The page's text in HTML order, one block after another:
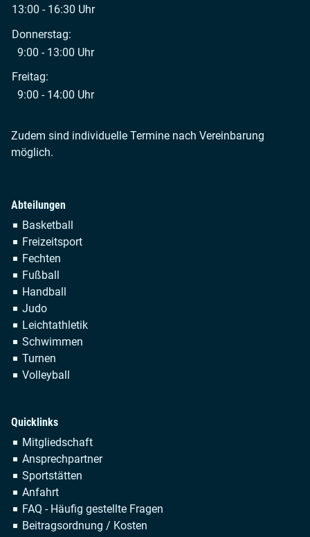
13:00 - 16:30 Uhr
Donnerstag:
9:00 - 13:00 Uhr
Freitag:
9:00 - 14:00 Uhr
Zudem sind individuelle Termine nach Vereinbarung
möglich.
Abteilungen
Navigation
überspringen
Basketball
Freizeitsport
Fechten
Fußball
Handball
Judo
Leichtathletik
Schwimmen
Turnen
Volleyball
Quicklinks
Navigation
überspringen
Mitgliedschaft
Ansprechpartner
Sportstätten
Anfahrt
FAQ - Häufig gestellte Fragen
Beitragsordnung / Kosten